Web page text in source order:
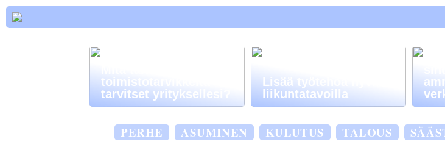
toimistotarvikkeita
tarvitset yrityksellesi?
Lisää työtehoa hyvillä
liikuntatavoilla
PERHE ASUMINEN KULUTUS TALOUS